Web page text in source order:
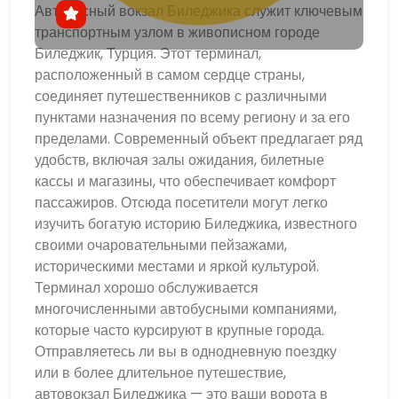
Автобусный вокзал Биледжика служит ключевым
транспортным узлом в живописном городе
Биледжик, Турция. Этот терминал,
расположенный в самом сердце страны,
соединяет путешественников с различными
пунктами назначения по всему региону и за его
пределами. Современный объект предлагает ряд
удобств, включая залы ожидания, билетные
кассы и магазины, что обеспечивает комфорт
пассажиров. Отсюда посетители могут легко
изучить богатую историю Биледжика, известного
своими очаровательными пейзажами,
историческими местами и яркой культурой.
Терминал хорошо обслуживается
многочисленными автобусными компаниями,
которые часто курсируют в крупные города.
Отправляетесь ли вы в однодневную поездку
или в более длительное путешествие,
автовокзал Биледжика — это ваши ворота в